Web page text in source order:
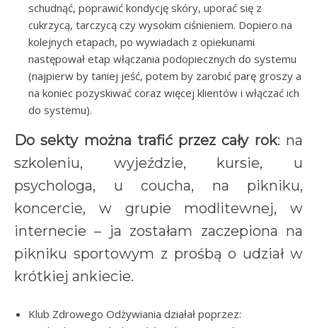
schudnąć, poprawić kondycję skóry, uporać się z
cukrzycą, tarczycą czy wysokim ciśnieniem. Dopiero na
kolejnych etapach, po wywiadach z opiekunami
następował etap włączania podopiecznych do systemu
(najpierw by taniej jeść, potem by zarobić parę groszy a
na koniec pozyskiwać coraz więcej klientów i włączać ich
do systemu).
Do sekty można trafić przez cały rok: na
szkoleniu, wyjeździe, kursie, u
psychologa, u coucha, na pikniku,
koncercie, w grupie modlitewnej, w
internecie – ja zostałam zaczepiona na
pikniku sportowym z prośbą o udział w
krótkiej ankiecie.
Klub Zdrowego Odżywiania działał poprzez: